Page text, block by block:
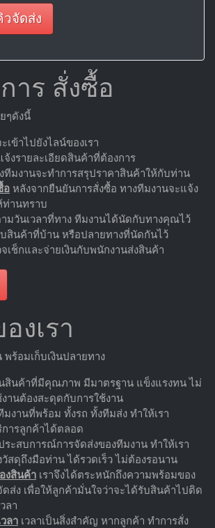
วจัดส่ง
าร สั่งซื้อ
ๆดังนี้
ะเข้าไปยังไลน์ของเรา
งรายละเอียดสินค้าที่ต้องการ
ทีมงานจะทำการสรุปราคาสินค้าให้กับท่าน
อ หลังจากยืนยันการสั่งซื้อ ทางทีมงานจะแจ้ง
ท่านทราบ
มวันเวลาที่ทาง ทีมงานได้นัดกับทางคุณไว้
สินค้าที่บ้าน หรือปลายทางที่นัดกันไว้
เช็กและจ่ายเงินกับพนักงานส่งสินค้า
งเรา
ร้อมเก็บเงินปลายทาง
สินค้าที่มีคุณภาพ มีมาตรฐาน แข็งแรงทน ไม่
านต้องสะดุดกับการใช้งาน
มงานที่พร้อม ทั้งรถ ทั้งทีมส่ง ทำให้เรา
ารลูกค้าได้ตลอด
ระสบการณ์การจัดส่งของทีมงาน ทำให้เรา
สดุถึงมือท่าน ได้รวดเร็ว ไม่ต้องรอนาน
งสินค้า เราจึงได้ตระหนักถึงความพร้อมของ
ส่ง เพื่อให้ลูกค้ามั่นใจว่าจะได้รับสินค้าไปติด
ลา
ลา เวลาเป็นสิ่งสำคัญ หากลูกค้า ทำการสั่ง